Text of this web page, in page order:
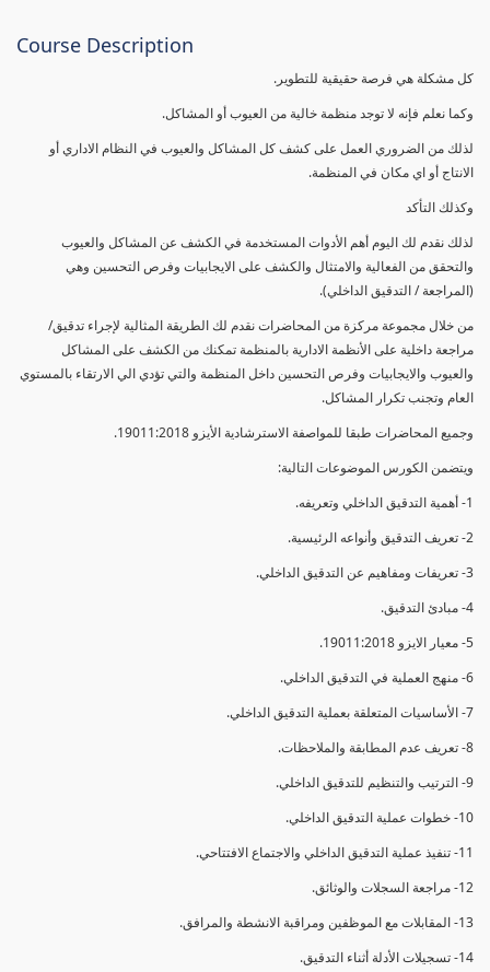
Course Description
كل مشكلة هي فرصة حقيقية للتطوير.
وكما نعلم فإنه لا توجد منظمة خالية من العيوب أو المشاكل.
لذلك من الضروري العمل على كشف كل المشاكل والعيوب في النظام الاداري أو
الانتاج أو اي مكان في المنظمة.
وكذلك التأكد
لذلك نقدم لك اليوم أهم الأدوات المستخدمة في الكشف عن المشاكل والعيوب
والتحقق من الفعالية والامتثال والكشف على الايجابيات وفرص التحسين وهي
(المراجعة / التدقيق الداخلي).
من خلال مجموعة مركزة من المحاضرات نقدم لك الطريقة المثالية لإجراء تدقيق/
مراجعة داخلية على الأنظمة الادارية بالمنظمة تمكنك من الكشف على المشاكل
والعيوب والايجابيات وفرص التحسين داخل المنظمة والتي تؤدي الي الارتقاء بالمستوي
العام وتجنب تكرار المشاكل.
وجميع المحاضرات طبقا للمواصفة الاسترشادية الأيزو 19011:2018.
ويتضمن الكورس الموضوعات التالية:
1- أهمية التدقيق الداخلي وتعريفه.
2- تعريف التدقيق وأنواعه الرئيسية.
3- تعريفات ومفاهيم عن التدقيق الداخلي.
4- مبادئ التدقيق.
5- معيار الايزو 19011:2018.
6- منهج العملية في التدقيق الداخلي.
7- الأساسيات المتعلقة بعملية التدقيق الداخلي.
8- تعريف عدم المطابقة والملاحظات.
9- الترتيب والتنظيم للتدقيق الداخلي.
10- خطوات عملية التدقيق الداخلي.
11- تنفيذ عملية التدقيق الداخلي والاجتماع الافتتاحي.
12- مراجعة السجلات والوثائق.
13- المقابلات مع الموظفين ومراقبة الانشطة والمرافق.
14- تسجيلات الأدلة أثناء التدقيق.